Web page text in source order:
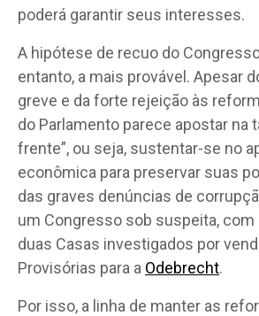
poderá garantir seus interesses.
A hipótese de recuo do
entanto, a mais provável. Apesar
greve e da forte rejeição às
do Parlamento parece apostar na
frente”, ou seja, sustentar-se no
econômica para preservar suas
das graves denúncias de
um Congresso sob suspeita,
duas Casas investigados por
Provisórias para a Odebrecht.
Por isso, a linha de manter as